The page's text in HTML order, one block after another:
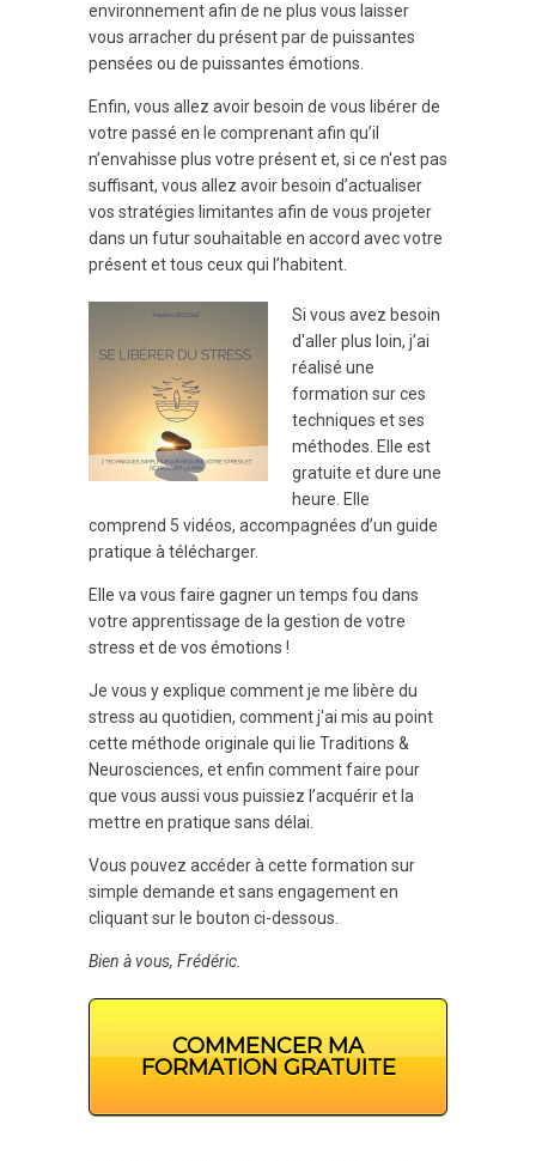
environnement afin de ne plus vous laisser
vous arracher du présent par de puissantes
pensées ou de puissantes émotions.
Enfin, vous allez avoir besoin de vous libérer de
votre passé en le comprenant afin qu’il
n’envahisse plus votre présent et, si ce n'est pas
suffisant, vous allez avoir besoin d’actualiser
vos stratégies limitantes afin de vous projeter
dans un futur souhaitable en accord avec votre
présent et tous ceux qui l’habitent.
Si vous avez besoin
d'aller plus loin, j’ai
réalisé une
formation sur ces
techniques et ses
méthodes. Elle est
gratuite et dure une
heure. Elle
comprend 5 vidéos, accompagnées d’un guide
pratique à télécharger.
Elle va vous faire gagner un temps fou dans
votre apprentissage de la gestion de votre
stress et de vos émotions !
Je vous y explique comment je me libère du
stress au quotidien, comment j'ai mis au point
cette méthode originale qui lie Traditions &
Neurosciences, et enfin comment faire pour
que vous aussi vous puissiez l’acquérir et la
mettre en pratique sans délai.
Vous pouvez accéder à cette formation sur
simple demande et sans engagement en
cliquant sur le bouton ci-dessous.
Bien à vous, Frédéric.
COMMENCER MA
FORMATION GRATUITE